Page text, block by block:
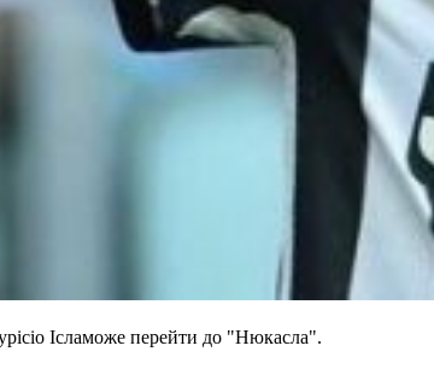
Ісламоже перейти до "Нюкасла".